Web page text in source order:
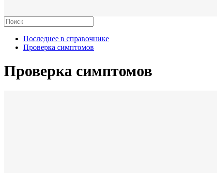
Последнее в справочнике
Проверка симптомов
Проверка симптомов